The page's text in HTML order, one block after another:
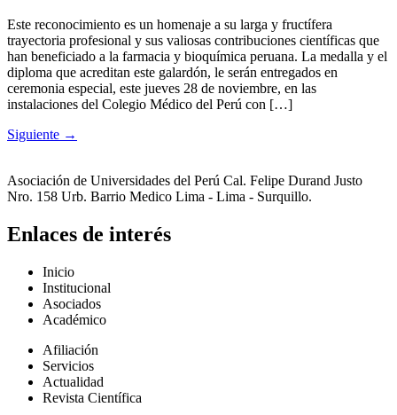
Este reconocimiento es un homenaje a su larga y fructífera
trayectoria profesional y sus valiosas contribuciones científicas que
han beneficiado a la farmacia y bioquímica peruana. La medalla y el
diploma que acreditan este galardón, le serán entregados en
ceremonia especial, este jueves 28 de noviembre, en las
instalaciones del Colegio Médico del Perú con […]
Siguiente →
Asociación de Universidades del Perú Cal. Felipe Durand Justo
Nro. 158 Urb. Barrio Medico Lima - Lima - Surquillo.
Enlaces de interés
Inicio
Institucional
Asociados
Académico
Afiliación
Servicios
Actualidad
Revista Científica